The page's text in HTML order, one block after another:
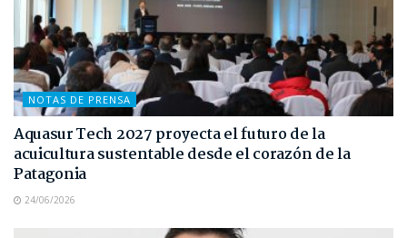
NOTAS DE PRENSA
Aquasur Tech 2027 proyecta el futuro de la
acuicultura sustentable desde el corazón de la
Patagonia
24/06/2026